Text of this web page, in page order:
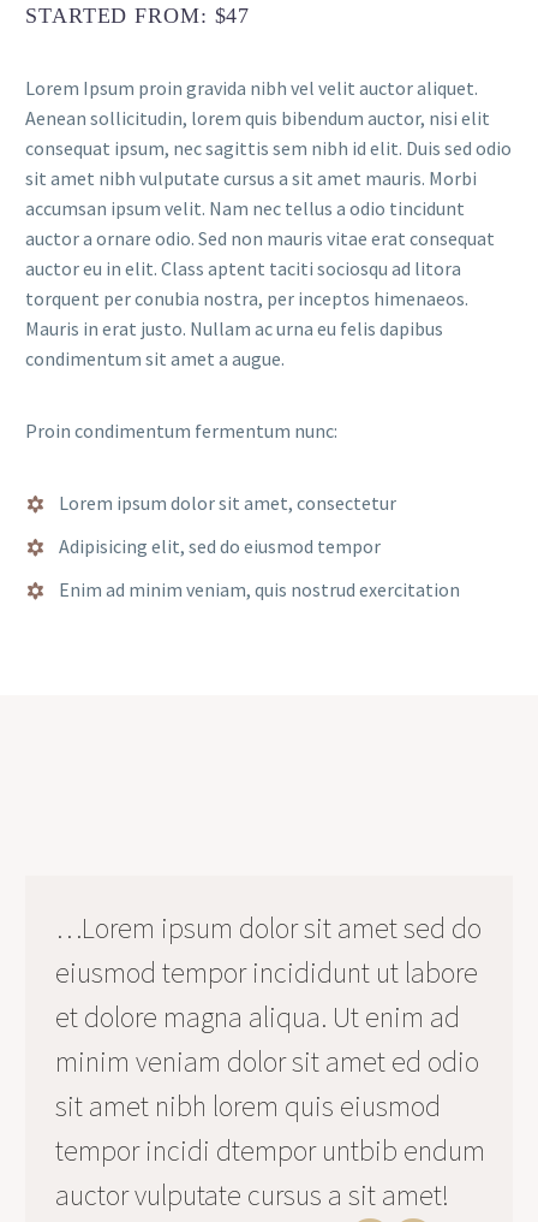
STARTED FROM: $47
Lorem Ipsum proin gravida nibh vel velit auctor aliquet.
Aenean sollicitudin, lorem quis bibendum auctor, nisi elit
consequat ipsum, nec sagittis sem nibh id elit. Duis sed odio
sit amet nibh vulputate cursus a sit amet mauris. Morbi
accumsan ipsum velit. Nam nec tellus a odio tincidunt
auctor a ornare odio. Sed non mauris vitae erat consequat
auctor eu in elit. Class aptent taciti sociosqu ad litora
torquent per conubia nostra, per inceptos himenaeos.
Mauris in erat justo. Nullam ac urna eu felis dapibus
condimentum sit amet a augue.
Proin condimentum fermentum nunc:
Lorem ipsum dolor sit amet, consectetur
Adipisicing elit, sed do eiusmod tempor
Enim ad minim veniam, quis nostrud exercitation
…Lorem ipsum dolor sit amet sed do
eiusmod tempor incididunt ut labore
et dolore magna aliqua. Ut enim ad
minim veniam dolor sit amet ed odio
sit amet nibh lorem quis eiusmod
tempor incidi dtempor untbib endum
auctor vulputate cursus a sit amet!